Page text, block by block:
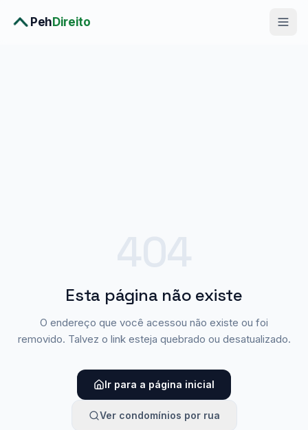
PehDireito
Esta página não existe
O endereço que você acessou não existe ou foi
removido. Talvez o link esteja quebrado ou desatualizado.
Ir para a página inicial
Ver condomínios por rua